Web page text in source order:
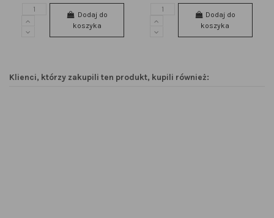
Dodaj do
koszyka
Dodaj do
koszyka
Klienci, którzy zakupili ten produkt, kupili również: